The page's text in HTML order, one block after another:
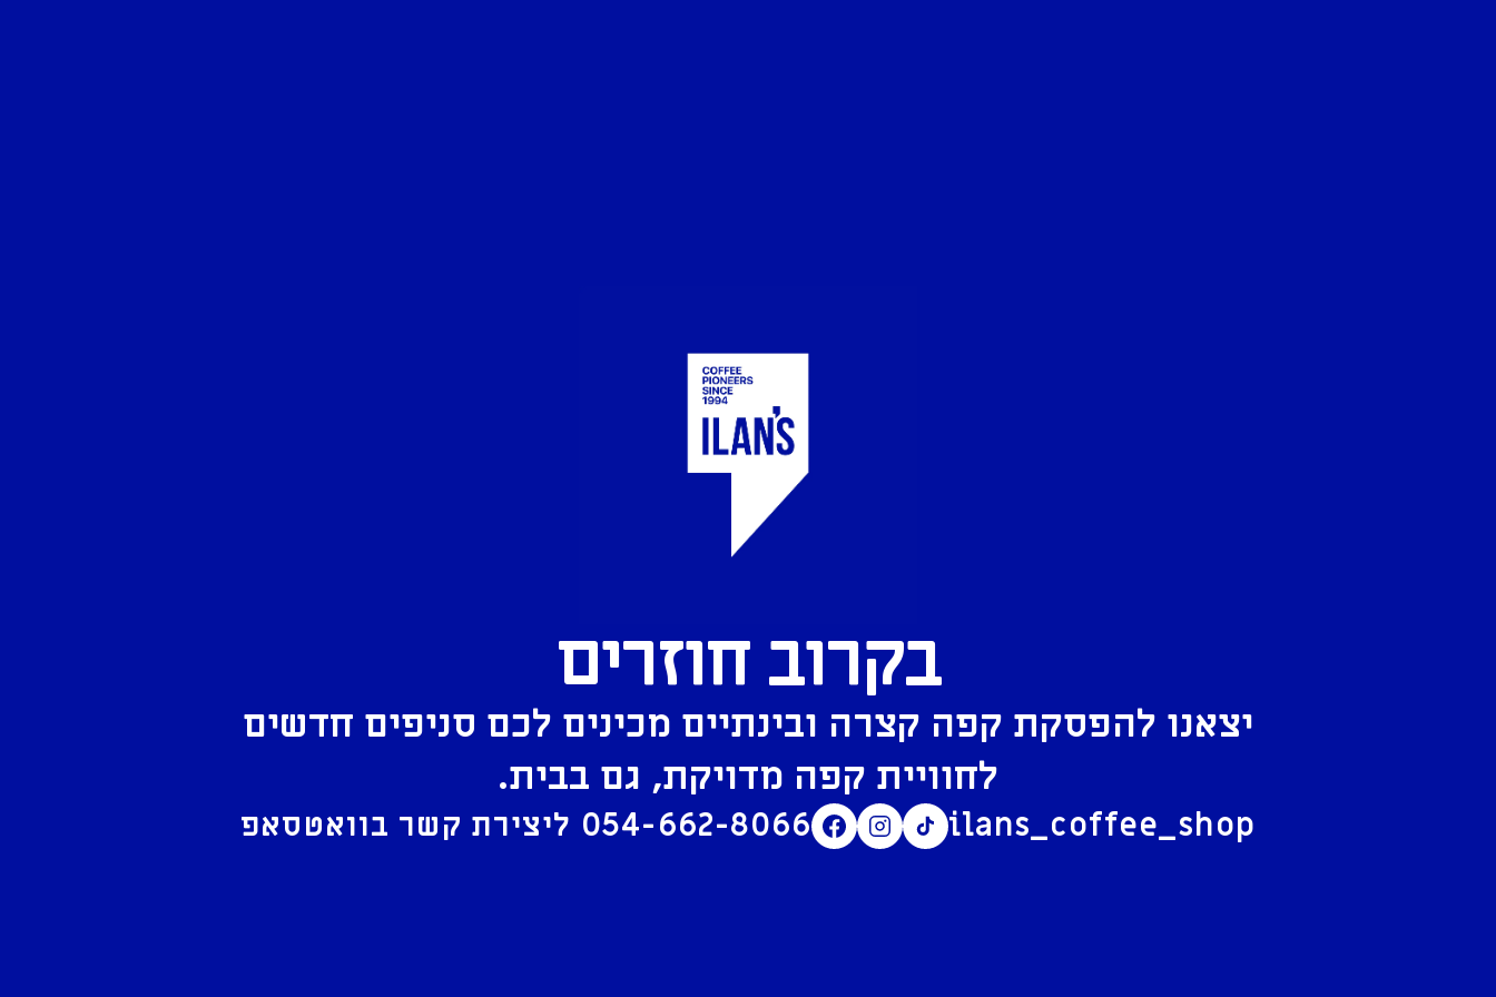
בקרוב חוזרים
יצאנו להפסקת קפה קצרה ובינתיים מכינים לכם סניפים חדשים
לחוויית קפה מדויקת, גם בבית.
054-662-8066 ilans_coffee_shop